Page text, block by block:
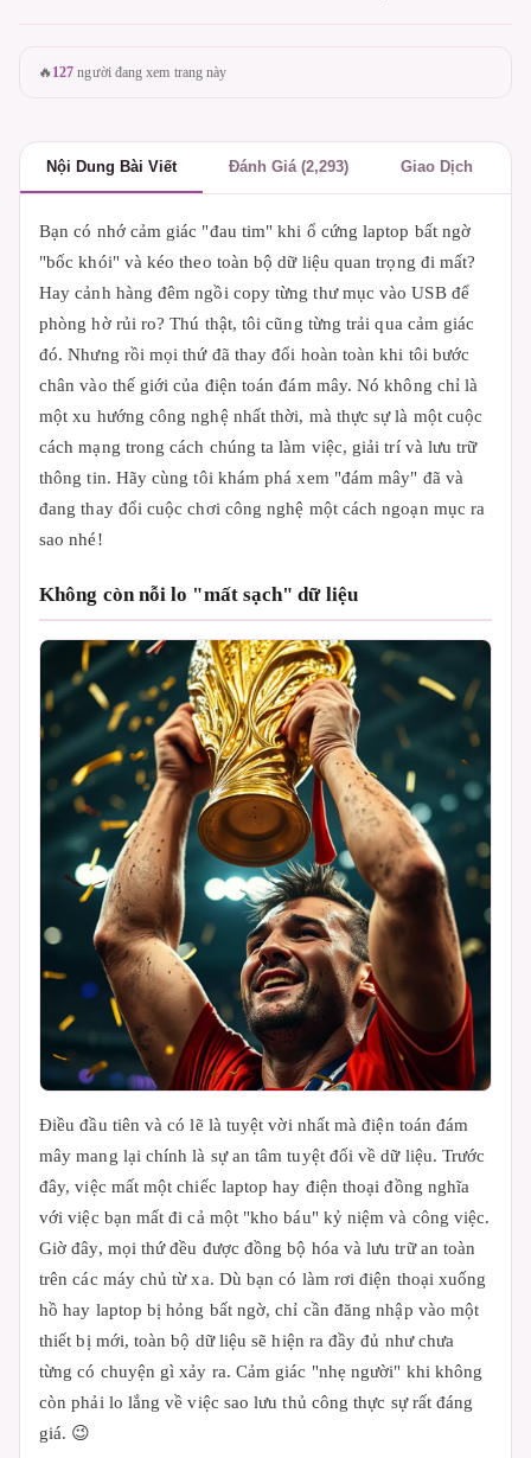
🔥 127 người đang xem trang này
Nội Dung Bài Viết Đánh Giá (2,293) Giao Dịch
Bạn có nhớ cảm giác "đau tim" khi ổ cứng laptop bất ngờ
"bốc khói" và kéo theo toàn bộ dữ liệu quan trọng đi mất?
Hay cảnh hàng đêm ngồi copy từng thư mục vào USB để
phòng hờ rủi ro? Thú thật, tôi cũng từng trải qua cảm giác
đó. Nhưng rồi mọi thứ đã thay đổi hoàn toàn khi tôi bước
chân vào thế giới của điện toán đám mây. Nó không chỉ là
một xu hướng công nghệ nhất thời, mà thực sự là một cuộc
cách mạng trong cách chúng ta làm việc, giải trí và lưu trữ
thông tin. Hãy cùng tôi khám phá xem "đám mây" đã và
đang thay đổi cuộc chơi công nghệ một cách ngoạn mục ra
sao nhé!
Không còn nỗi lo "mất sạch" dữ liệu
Điều đầu tiên và có lẽ là tuyệt vời nhất mà điện toán đám
mây mang lại chính là sự an tâm tuyệt đối về dữ liệu. Trước
đây, việc mất một chiếc laptop hay điện thoại đồng nghĩa
với việc bạn mất đi cả một "kho báu" kỷ niệm và công việc.
Giờ đây, mọi thứ đều được đồng bộ hóa và lưu trữ an toàn
trên các máy chủ từ xa. Dù bạn có làm rơi điện thoại xuống
hồ hay laptop bị hỏng bất ngờ, chỉ cần đăng nhập vào một
thiết bị mới, toàn bộ dữ liệu sẽ hiện ra đầy đủ như chưa
từng có chuyện gì xảy ra. Cảm giác "nhẹ người" khi không
còn phải lo lắng về việc sao lưu thủ công thực sự rất đáng
giá. 😉